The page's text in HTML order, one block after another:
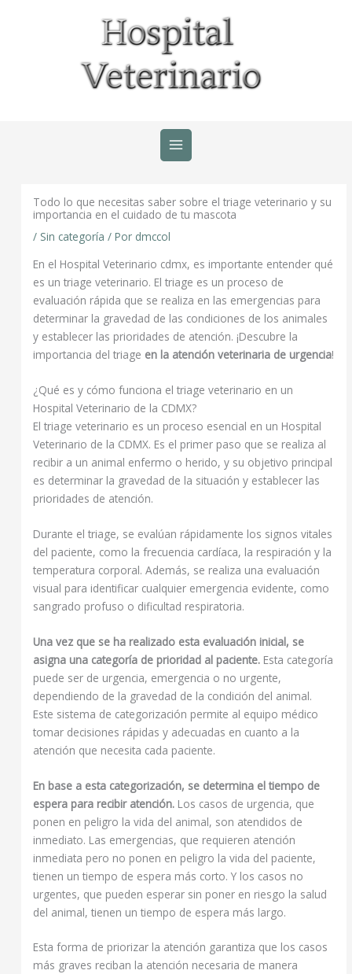
Todo lo que necesitas saber sobre el triage veterinario y su
importancia en el cuidado de tu mascota
/ Sin categoría / Por dmccol
En el Hospital Veterinario cdmx, es importante entender qué
es un triage veterinario. El triage es un proceso de
evaluación rápida que se realiza en las emergencias para
determinar la gravedad de las condiciones de los animales
y establecer las prioridades de atención. ¡Descubre la
importancia del triage en la atención veterinaria de urgencia!
¿Qué es y cómo funciona el triage veterinario en un
Hospital Veterinario de la CDMX?
El triage veterinario es un proceso esencial en un Hospital
Veterinario de la CDMX. Es el primer paso que se realiza al
recibir a un animal enfermo o herido, y su objetivo principal
es determinar la gravedad de la situación y establecer las
prioridades de atención.
Durante el triage, se evalúan rápidamente los signos vitales
del paciente, como la frecuencia cardíaca, la respiración y la
temperatura corporal. Además, se realiza una evaluación
visual para identificar cualquier emergencia evidente, como
sangrado profuso o dificultad respiratoria.
Una vez que se ha realizado esta evaluación inicial, se
asigna una categoría de prioridad al paciente. Esta categoría
puede ser de urgencia, emergencia o no urgente,
dependiendo de la gravedad de la condición del animal.
Este sistema de categorización permite al equipo médico
tomar decisiones rápidas y adecuadas en cuanto a la
atención que necesita cada paciente.
En base a esta categorización, se determina el tiempo de
espera para recibir atención. Los casos de urgencia, que
ponen en peligro la vida del animal, son atendidos de
inmediato. Las emergencias, que requieren atención
inmediata pero no ponen en peligro la vida del paciente,
tienen un tiempo de espera más corto. Y los casos no
urgentes, que pueden esperar sin poner en riesgo la salud
del animal, tienen un tiempo de espera más largo.
Esta forma de priorizar la atención garantiza que los casos
más graves reciban la atención necesaria de manera